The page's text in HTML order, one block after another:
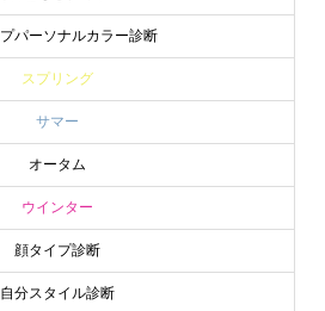
パーソナルカラー診断
スプリング
サマー
オータム
ウインター
顔タイプ診断
自分スタイル診断